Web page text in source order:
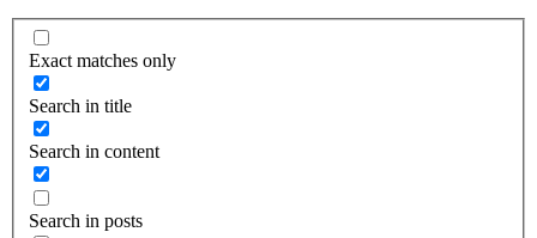
Exact matches only
Search in title
Search in content
Search in posts